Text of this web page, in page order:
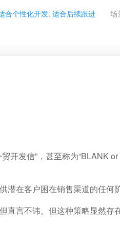
合个性化开发, 适合后续跟进 场
开发信”，甚至称为“BLANK
潜在客户困在销售渠道的任何
直言不讳。但这种策略显然